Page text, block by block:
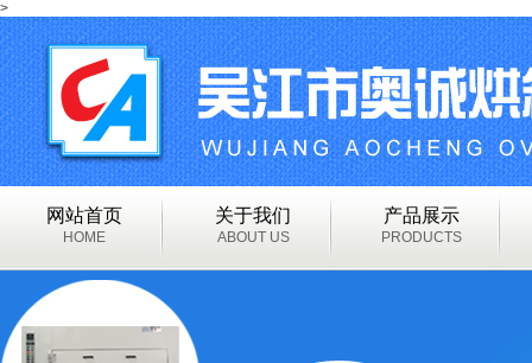
>
网站首页
HOME
关于我们
ABOUT US
产品展示
PRODUCTS